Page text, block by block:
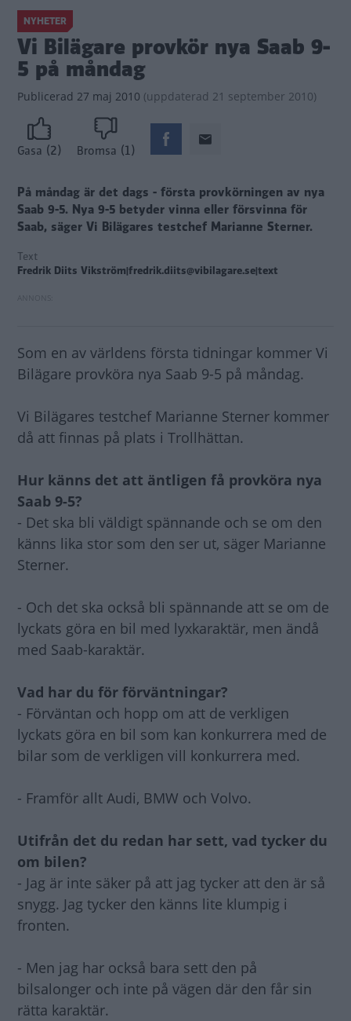
NYHETER
Vi Bilägare provkör nya Saab 9-
5 på måndag
Publicerad 27 maj 2010 (uppdaterad 21 september 2010)
Gasa (2) Bromsa (1)
På måndag är det dags - första provkörningen av nya
Saab 9-5. Nya 9-5 betyder vinna eller försvinna för
Saab, säger Vi Bilägares testchef Marianne Sterner.
Text
Fredrik Diits Vikström|fredrik.diits@vibilagare.se|text
Som en av världens första tidningar kommer Vi
Bilägare provköra nya Saab 9-5 på måndag.
Vi Bilägares testchef Marianne Sterner kommer
då att finnas på plats i Trollhättan.
Hur känns det att äntligen få provköra nya
Saab 9-5?
- Det ska bli väldigt spännande och se om den
känns lika stor som den ser ut, säger Marianne
Sterner.
- Och det ska också bli spännande att se om de
lyckats göra en bil med lyxkaraktär, men ändå
med Saab-karaktär.
Vad har du för förväntningar?
- Förväntan och hopp om att de verkligen
lyckats göra en bil som kan konkurrera med de
bilar som de verkligen vill konkurrera med.
- Framför allt Audi, BMW och Volvo.
Utifrån det du redan har sett, vad tycker du
om bilen?
- Jag är inte säker på att jag tycker att den är så
snygg. Jag tycker den känns lite klumpig i
fronten.
- Men jag har också bara sett den på
bilsalonger och inte på vägen där den får sin
rätta karaktär.